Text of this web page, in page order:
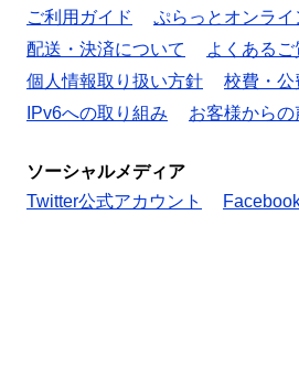
ご利用ガイド
ぷらっとオンライ
配送・決済について
よくあるご
個人情報取り扱い方針
校費・
IPv6への取り組み
お客様からの
ソーシャルメディア
Twitter公式アカウント